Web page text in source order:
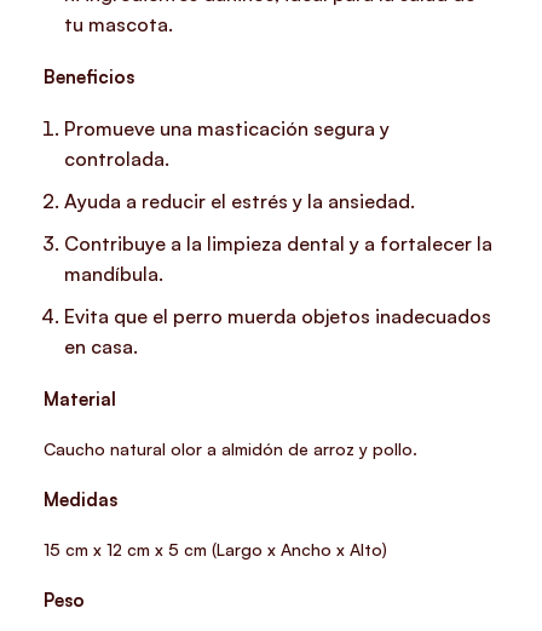
tu mascota.
Beneficios
Promueve una masticación segura y
controlada.
Ayuda a reducir el estrés y la ansiedad.
Contribuye a la limpieza dental y a fortalecer la
mandíbula.
Evita que el perro muerda objetos inadecuados
en casa.
Material
Caucho natural olor a almidón de arroz y pollo.
Medidas
15 cm x 12 cm x 5 cm (Largo x Ancho x Alto)
Peso